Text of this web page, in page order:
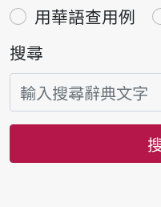
用華語查用例
搜尋